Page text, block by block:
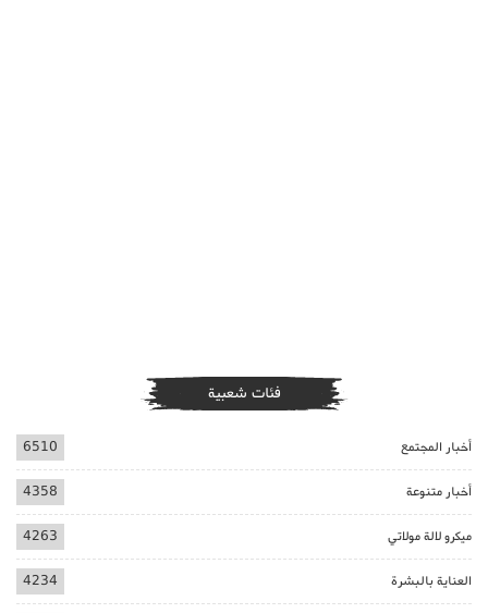
فئات شعبية
أخبار المجتمع 6510
أخبار متنوعة 4358
ميكرو لالة مولاتي 4263
العناية بالبشرة 4234